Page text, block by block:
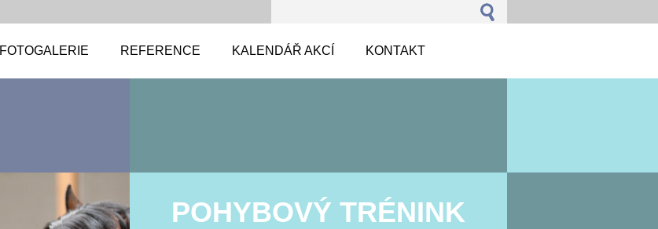
FOTOGALERIE REFERENCE KALENDÁŘ AKCÍ KONTAKT
POHYBOVÝ TRÉNINK